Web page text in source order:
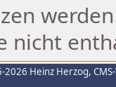
nicht
2026 Heinz Herzog,